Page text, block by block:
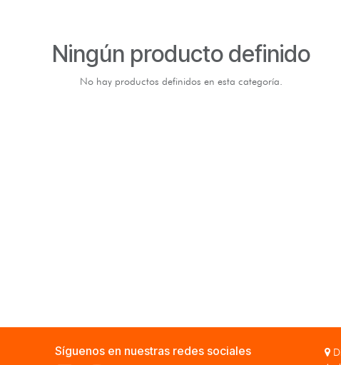
Ningún producto definido
No hay productos definidos en esta categoría.
Síguenos en nuestras redes sociales